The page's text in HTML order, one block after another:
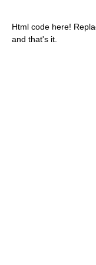
Html code here!
and that's it.